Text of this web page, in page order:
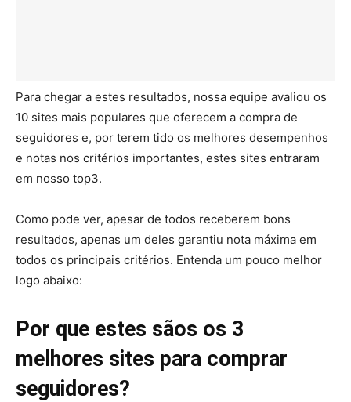
Para chegar a estes resultados, nossa equipe avaliou os
10 sites mais populares que oferecem a compra de
seguidores e, por terem tido os melhores desempenhos
e notas nos critérios importantes, estes sites entraram
em nosso top3.
Como pode ver, apesar de todos receberem bons
resultados, apenas um deles garantiu nota máxima em
todos os principais critérios. Entenda um pouco melhor
logo abaixo:
Por que estes sãos os 3
melhores sites para comprar
seguidores?